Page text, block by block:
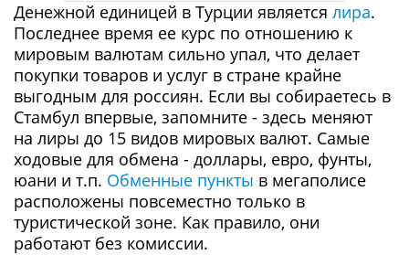
Денежной единицей в Турции является лира.
Последнее время ее курс по отношению к
мировым валютам сильно упал, что делает
покупки товаров и услуг в стране крайне
выгодным для россиян. Если вы собираетесь в
Стамбул впервые, запомните - здесь меняют
на лиры до 15 видов мировых валют. Самые
ходовые для обмена - доллары, евро, фунты,
юани и т.п. Обменные пункты в мегаполисе
расположены повсеместно только в
туристической зоне. Как правило, они
работают без комиссии.